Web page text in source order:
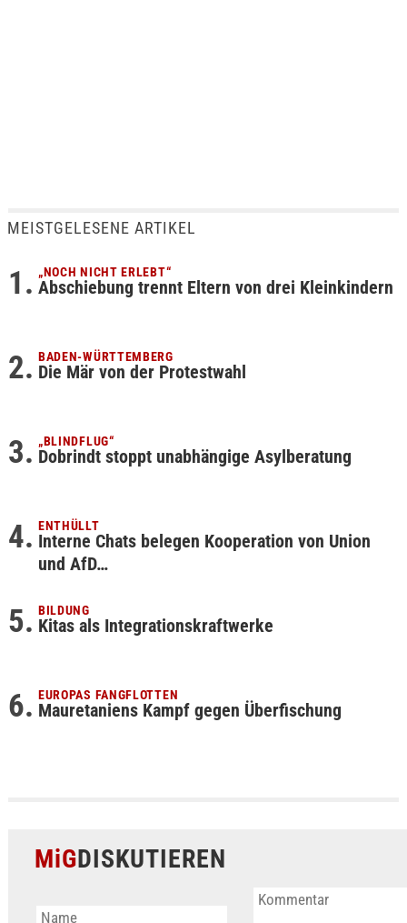
MEISTGELESENE ARTIKEL
„NOCH NICHT ERLEBT“
Abschiebung trennt Eltern von drei Kleinkindern
BADEN-WÜRTTEMBERG
Die Mär von der Protestwahl
„BLINDFLUG“
Dobrindt stoppt unabhängige Asylberatung
ENTHÜLLT
Interne Chats belegen Kooperation von Union
und AfD…
BILDUNG
Kitas als Integrationskraftwerke
EUROPAS FANGFLOTTEN
Mauretaniens Kampf gegen Überfischung
MiGDISKUTIEREN